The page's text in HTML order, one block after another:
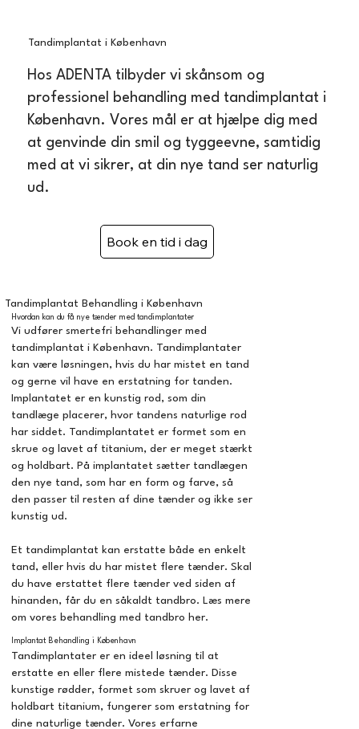
Tandimplantat i København
Hos ADENTA tilbyder vi skånsom og
professionel behandling med tandimplantat i
København. Vores mål er at hjælpe dig med
at genvinde din smil og tyggeevne, samtidig
med at vi sikrer, at din nye tand ser naturlig
ud.
Tandimplantat Behandling i København
Hvordan kan du få nye tænder med tandimplantater
Vi udfører smertefri behandlinger med
tandimplantat i København. Tandimplantater
kan være løsningen, hvis du har mistet en tand
og gerne vil have en erstatning for tanden.
Implantatet er en kunstig rod, som din
tandlæge placerer, hvor tandens naturlige rod
har siddet. Tandimplantatet er formet som en
skrue og lavet af titanium, der er meget stærkt
og holdbart. På implantatet sætter tandlægen
den nye tand, som har en form og farve, så
den passer til resten af dine tænder og ikke ser
kunstig ud.
Et tandimplantat kan erstatte både en enkelt
tand, eller hvis du har mistet flere tænder. Skal
du have erstattet flere tænder ved siden af
hinanden, får du en såkaldt tandbro. Læs mere
om vores behandling med tandbro her.
Implantat Behandling i København
Tandimplantater er en ideel løsning til at
erstatte en eller flere mistede tænder. Disse
kunstige rødder, formet som skruer og lavet af
holdbart titanium, fungerer som erstatning for
dine naturlige tænder. Vores erfarne